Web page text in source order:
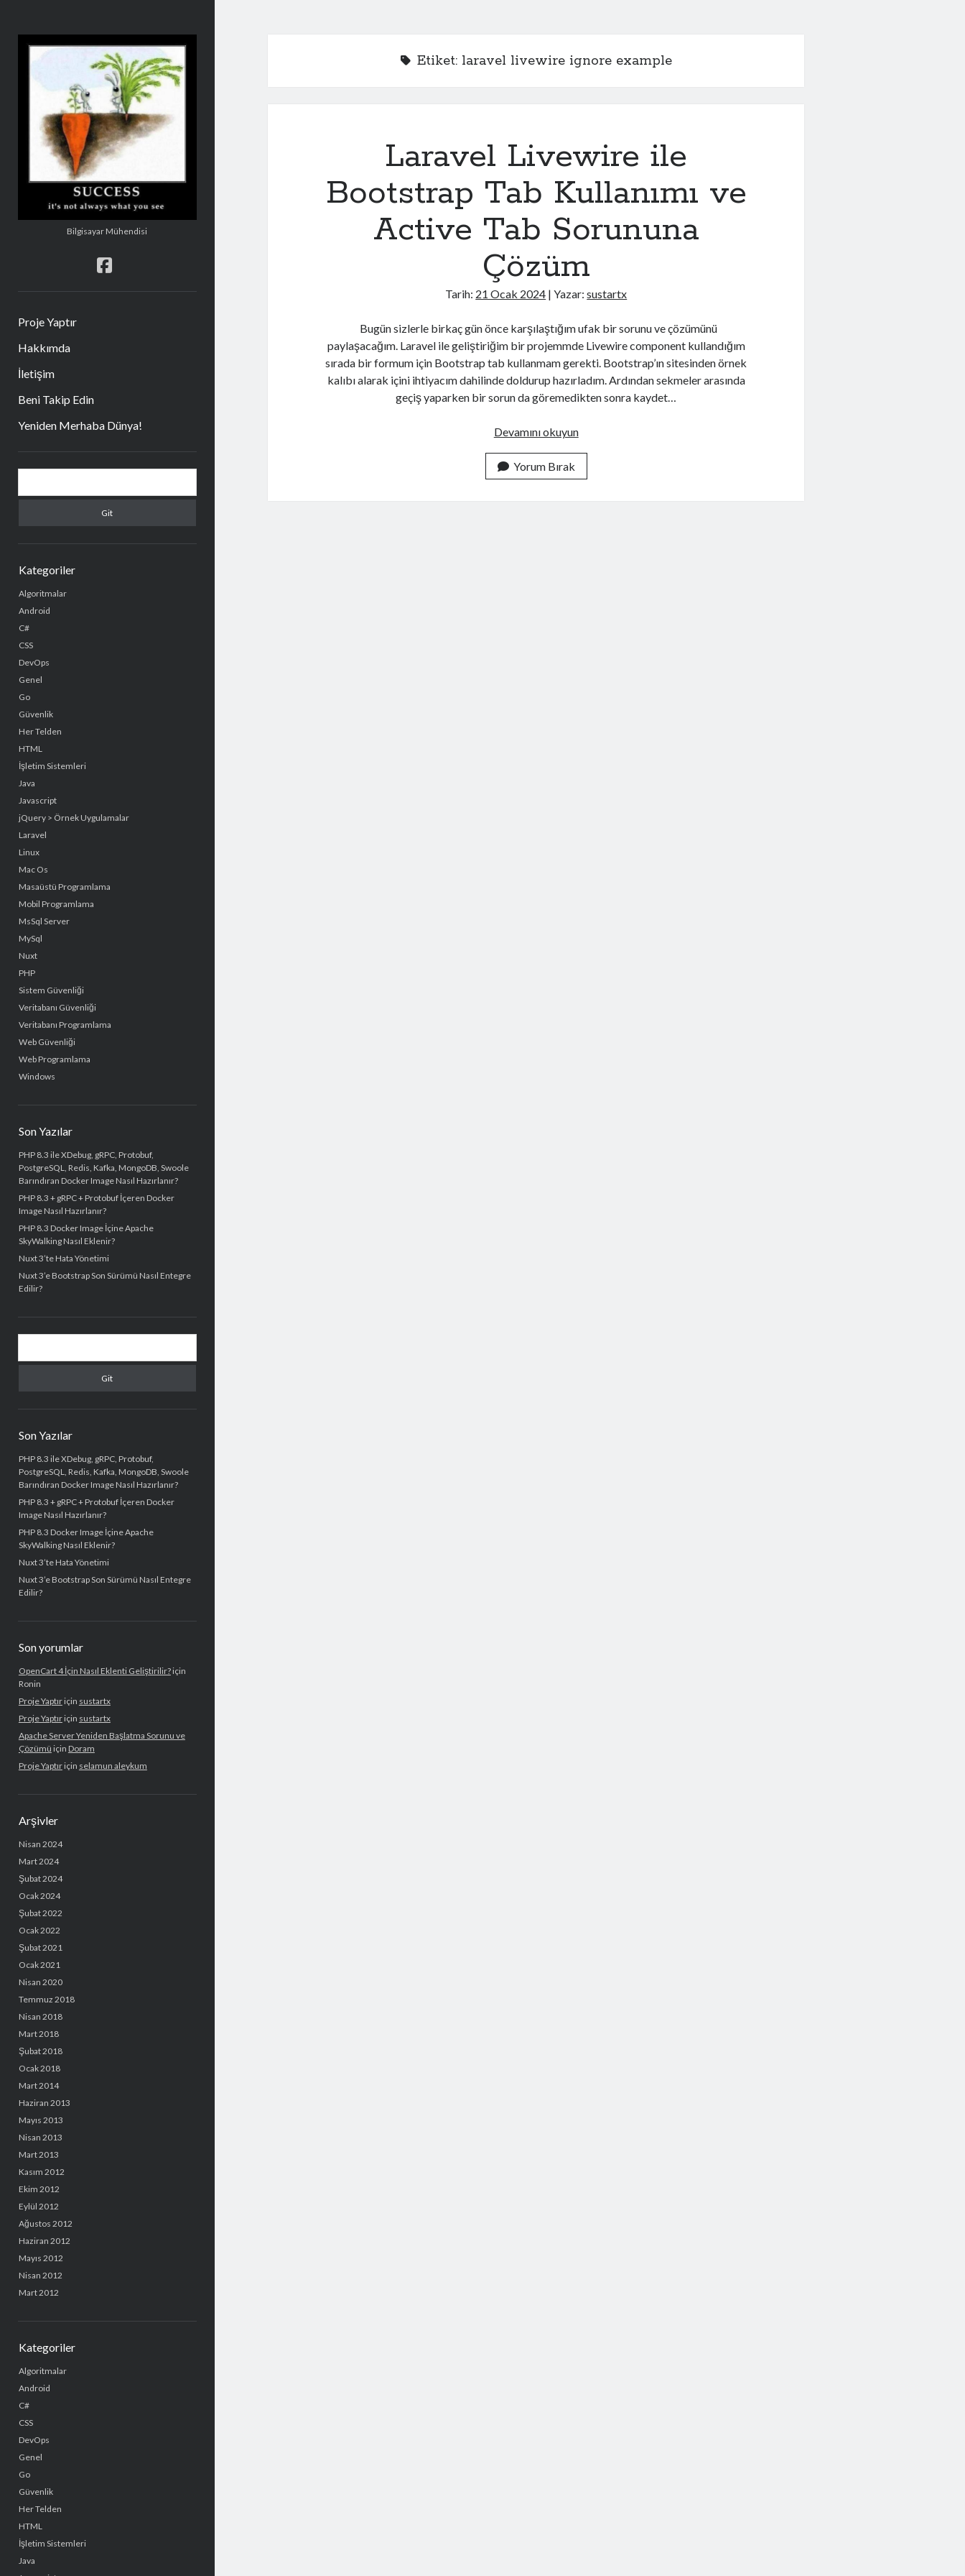
Şakir
Mehmetoğlu
Bilgisayar Mühendisi
facebook
Proje Yaptır
Hakkımda
İletişim
Beni Takip Edin
Yeniden Merhaba Dünya!
Yan
Menü
Kategoriler
Algoritmalar
Android
C#
CSS
DevOps
Genel
Go
Güvenlik
Her Telden
HTML
İşletim Sistemleri
Java
Javascript
jQuery > Örnek Uygulamalar
Laravel
Linux
Mac Os
Masaüstü Programlama
Mobil Programlama
MsSql Server
MySql
Nuxt
PHP
Sistem Güvenliği
Veritabanı Güvenliği
Veritabanı Programlama
Web Güvenliği
Web Programlama
Windows
Son Yazılar
PHP 8.3 ile XDebug, gRPC, Protobuf,
PostgreSQL, Redis, Kafka, MongoDB, Swoole
Barındıran Docker Image Nasıl Hazırlanır?
PHP 8.3 + gRPC + Protobuf İçeren Docker
Image Nasıl Hazırlanır?
PHP 8.3 Docker Image İçine Apache
SkyWalking Nasıl Eklenir?
Nuxt 3’te Hata Yönetimi
Nuxt 3’e Bootstrap Son Sürümü Nasıl Entegre
Edilir?
Son Yazılar
PHP 8.3 ile XDebug, gRPC, Protobuf,
PostgreSQL, Redis, Kafka, MongoDB, Swoole
Barındıran Docker Image Nasıl Hazırlanır?
PHP 8.3 + gRPC + Protobuf İçeren Docker
Image Nasıl Hazırlanır?
PHP 8.3 Docker Image İçine Apache
SkyWalking Nasıl Eklenir?
Nuxt 3’te Hata Yönetimi
Nuxt 3’e Bootstrap Son Sürümü Nasıl Entegre
Edilir?
Son yorumlar
OpenCart 4 İçin Nasıl Eklenti Geliştirilir?için
Ronin
Proje Yaptıriçin sustartx
Proje Yaptıriçin sustartx
Apache Server Yeniden Başlatma Sorunu ve
Çözümü için Doram
Proje Yaptıriçin selamun aleykum
Arşivler
Nisan 2024
Mart 2024
Şubat 2024
Ocak 2024
Şubat 2022
Ocak 2022
Şubat 2021
Ocak 2021
Nisan 2020
Temmuz 2018
Nisan 2018
Mart 2018
Şubat 2018
Ocak 2018
Mart 2014
Haziran 2013
Mayıs 2013
Nisan 2013
Mart 2013
Kasım 2012
Ekim 2012
Eylül 2012
Ağustos 2012
Haziran 2012
Mayıs 2012
Nisan 2012
Mart 2012
Kategoriler
Algoritmalar
Android
C#
CSS
DevOps
Genel
Go
Güvenlik
Her Telden
HTML
İşletim Sistemleri
Java
Etiket: laravel livewire ignore example
Laravel Livewire ile
Bootstrap Tab Kullanımı ve
Active Tab Sorununa
Çözüm
Tarih: 21 Ocak 2024 | Yazar:sustartx
Bugün sizlerle birkaç gün önce karşılaştığım ufak bir sorunu ve çözümünü
paylaşacağım. Laravel ile geliştiriğim bir projemmde Livewire component kullandığım
sırada bir formum için Bootstrap tab kullanmam gerekti. Bootstrap’ın sitesinden örnek
kalıbı alarak içini ihtiyacım dahilinde doldurup hazırladım. Ardından sekmeler arasında
geçiş yaparken bir sorun da göremedikten sonra kaydet…
Devamını okuyunLaravel
Bootstrap
Yorum Bırak